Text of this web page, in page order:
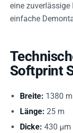
eine zuverlässige
einfache
Softprint
Breite: 1380
Länge: 25 m
Dicke: 430 µm